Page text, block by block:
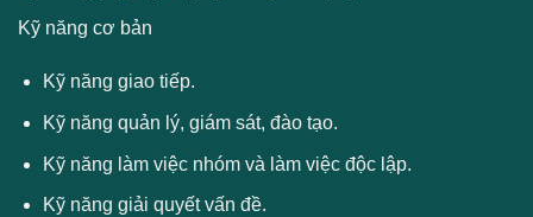
Kỹ năng cơ bản
Kỹ năng giao tiếp.
Kỹ năng quản lý, giám sát, đào tạo.
Kỹ năng làm việc nhóm và làm việc độc lập.
Kỹ năng giải quyết vấn đề.